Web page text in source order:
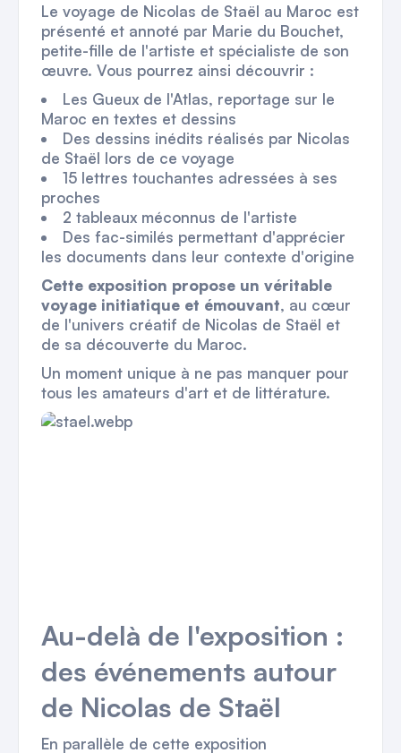
Le voyage de Nicolas de Staël au Maroc est
présenté et annoté par Marie du Bouchet,
petite-fille de l'artiste et spécialiste de son
œuvre. Vous pourrez ainsi découvrir :
Les Gueux de l'Atlas, reportage sur le
Maroc en textes et dessins
Des dessins inédits réalisés par Nicolas
de Staël lors de ce voyage
15 lettres touchantes adressées à ses
proches
2 tableaux méconnus de l'artiste
Des fac-similés permettant d'apprécier
les documents dans leur contexte d'origine
Cette exposition propose un véritable
voyage initiatique et émouvant, au cœur
de l'univers créatif de Nicolas de Staël et
de sa découverte du Maroc.
Un moment unique à ne pas manquer pour
tous les amateurs d'art et de littérature.
Au-delà de l'exposition :
des événements autour
de Nicolas de Staël
En parallèle de cette exposition